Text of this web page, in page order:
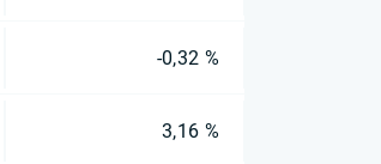
-0,32 %
3,16 %